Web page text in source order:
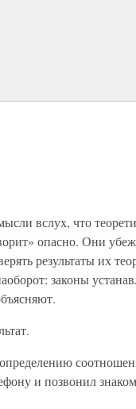
вслух, что
опасно. Они
результаты их
законы
и позвонил